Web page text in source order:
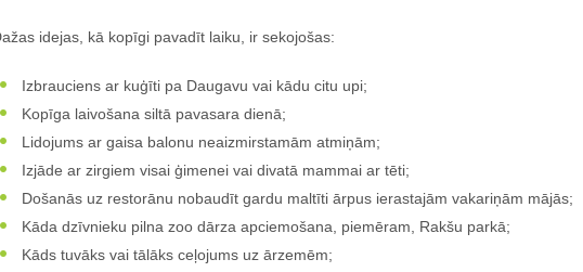
idejas, kā kopīgi pavadīt laiku, ir sekojošas:
Izbrauciens ar kuģīti pa Daugavu vai kādu citu upi;
Kopīga laivošana siltā pavasara dienā;
Lidojums ar gaisa balonu neaizmirstamām atmiņām;
Izjāde ar zirgiem visai ģimenei vai divatā mammai ar tēti;
Došanās uz restorānu nobaudīt gardu maltīti ārpus ierastajām vakariņām mājās;
Kāda dzīvnieku pilna zoo dārza apciemošana, piemēram, Rakšu parkā;
Kāds tuvāks vai tālāks ceļojums uz ārzemēm;